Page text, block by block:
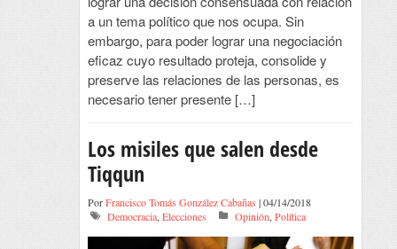
a un tema político que nos ocupa. Sin
embargo, para poder lograr una negociación
eficaz cuyo resultado proteja, consolide y
preserve las relaciones de las personas, es
necesario tener presente […]
Los misiles que salen desde
Tiqqun
PorFrancisco Tomás González Cabañas | 04/14/2018
Democracia, Elecciones Opinión, Política